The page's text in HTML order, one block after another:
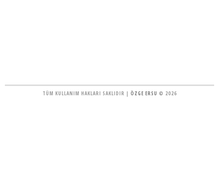
TÜM KULLANIM HAKLARI SAKLIDIR | ÖZGE ERSU © 2026